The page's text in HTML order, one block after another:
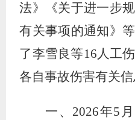
法》《关于进一步
有关事项的通知》
了李雪良等16人工
各自事故伤害有关信
一、 2026年5 月